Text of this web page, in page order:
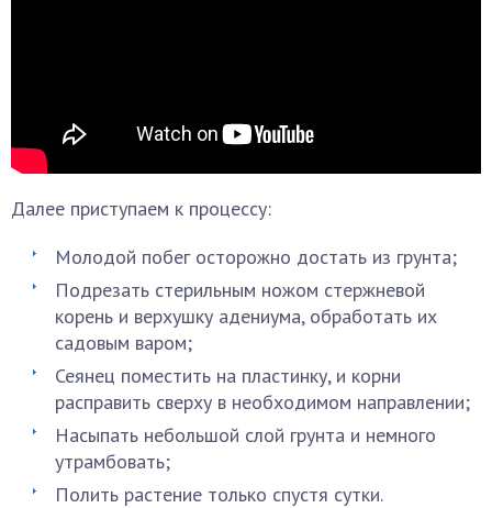
Далее приступаем к процессу:
Молодой побег осторожно достать из грунта;
Подрезать стерильным ножом стержневой
корень и верхушку адениума, обработать их
садовым варом;
Сеянец поместить на пластинку, и корни
расправить сверху в необходимом направлении;
Насыпать небольшой слой грунта и немного
утрамбовать;
Полить растение только спустя сутки.